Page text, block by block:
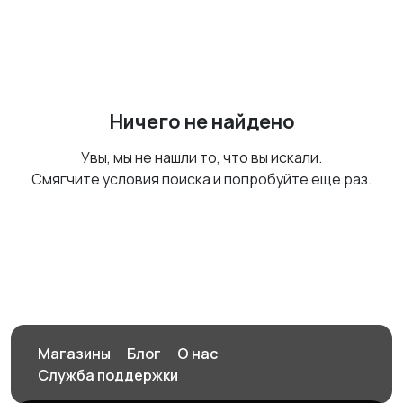
Ничего не найдено
Увы, мы не нашли то, что вы искали.
Смягчите условия поиска и попробуйте еще раз.
Магазины Блог
О нас
Служба поддержки